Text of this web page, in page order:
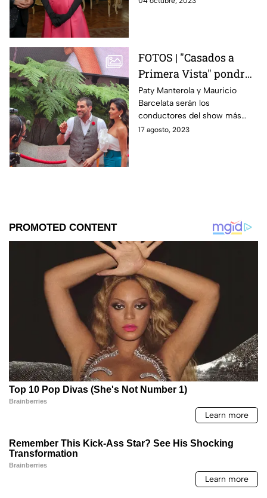
FOTOS | "Casados a
Primera Vista" pondrá
a prueba la ciencia del
amor
Paty Manterola y Mauricio
Barcelata serán los
conductores del show más
esperado. Te contamos en
17 agosto, 2023